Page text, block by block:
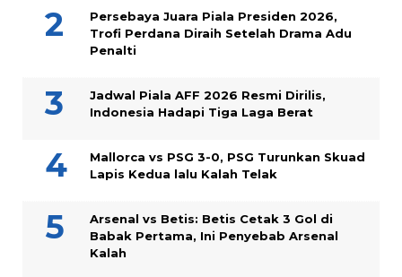
Persebaya Juara Piala Presiden 2026,
Trofi Perdana Diraih Setelah Drama Adu
Penalti
Jadwal Piala AFF 2026 Resmi Dirilis,
Indonesia Hadapi Tiga Laga Berat
Mallorca vs PSG 3-0, PSG Turunkan Skuad
Lapis Kedua lalu Kalah Telak
Arsenal vs Betis: Betis Cetak 3 Gol di
Babak Pertama, Ini Penyebab Arsenal
Kalah